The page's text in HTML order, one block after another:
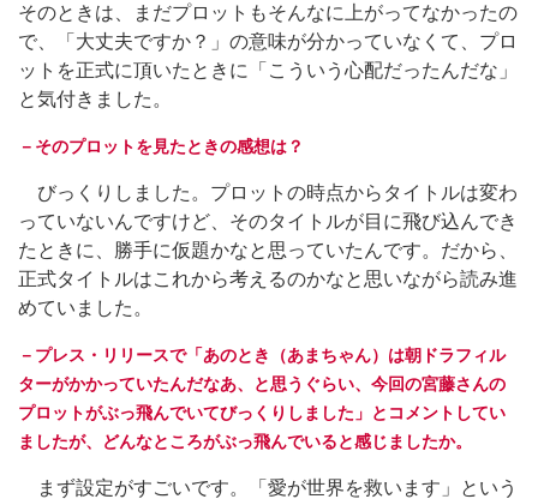
そのときは、まだプロットもそんなに上がってなかったの
で、「大丈夫ですか？」の意味が分かっていなくて、プロ
ットを正式に頂いたときに「こういう心配だったんだな」
と気付きました。
－そのプロットを見たときの感想は？
びっくりしました。プロットの時点からタイトルは変わ
っていないんですけど、そのタイトルが目に飛び込んでき
たときに、勝手に仮題かなと思っていたんです。だから、
正式タイトルはこれから考えるのかなと思いながら読み進
めていました。
－プレス・リリースで「あのとき（あまちゃん）は朝ドラフィル
ターがかかっていたんだなあ、と思うぐらい、今回の宮藤さんの
プロットがぶっ飛んでいてびっくりしました」とコメントしてい
ましたが、どんなところがぶっ飛んでいると感じましたか。
まず設定がすごいです。「愛が世界を救います」という